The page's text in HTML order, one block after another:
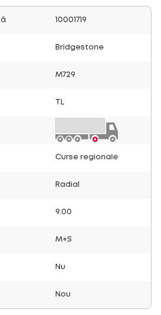
10001719
Bridgestone
M729
Curse regionale
Radial
9.00
M+S
Nu
Nou